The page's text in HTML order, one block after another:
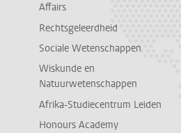
Affairs
Rechtsgeleerdheid
Sociale Wetenschappen
Wiskunde en
Natuurwetenschappen
Afrika-Studiecentrum Leiden
Honours Academy